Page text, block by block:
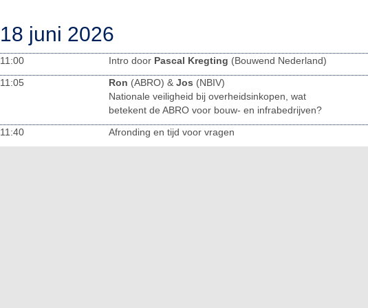
18 juni 2026
11:00 Intro door Pascal Kregting (Bouwend Nederland)
11:05
Ron (ABRO) & Jos (NBIV)
Nationale veiligheid bij overheidsinkopen, wat
betekent de ABRO voor bouw- en infrabedrijven?
11:40
Afronding en tijd voor vragen